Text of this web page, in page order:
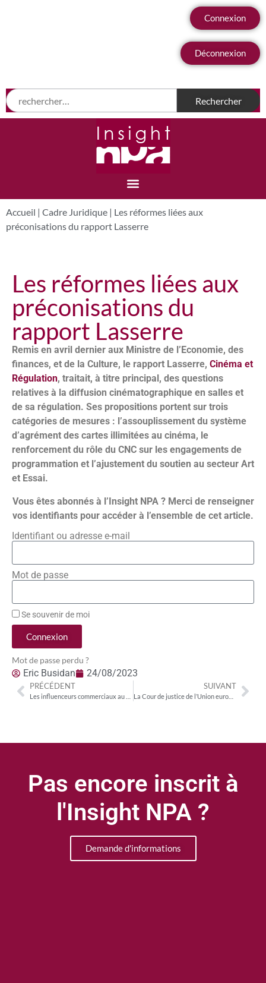
Connexion
Déconnexion
Accueil | Cadre Juridique | Les réformes liées aux
préconisations du rapport Lasserre
Les réformes liées aux
préconisations du
rapport Lasserre
Remis en avril dernier aux Ministre de l’Economie, des
finances, et de la Culture, le rapport Lasserre, Cinéma et
Régulation, traitait, à titre principal, des questions
relatives à la diffusion cinématographique en salles et
de sa régulation. Ses propositions portent sur trois
catégories de mesures : l’assouplissement du système
d’agrément des cartes illimitées au cinéma, le
renforcement du rôle du CNC sur les engagements de
programmation et l’ajustement du soutien au secteur Art
et Essai.
Vous êtes abonnés à l’Insight NPA ? Merci de renseigner
vos identifiants pour accéder à l’ensemble de cet article.
Identifiant ou adresse e-mail
Mot de passe
Se souvenir de moi
Connexion
Mot de passe perdu ?
Eric Busidan 24/08/2023
PRÉCÉDENT SUIVANT
La Cour de justice de l’Union européenne limite le traitement des données personnelles à des fins de publicité ciblée
Pas encore inscrit à
l'Insight NPA ?
Demande d'informations